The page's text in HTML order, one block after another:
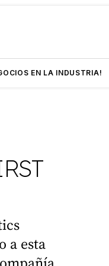
EN LA INDUSTRIA!
a esta